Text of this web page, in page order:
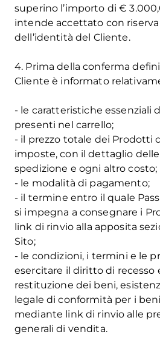
superino l’importo di €
intende accettato con
dell’identità del Cliente.
4. Prima della conferma
Cliente è informato
- le caratteristiche essenziali
presenti nel carrello;
- il prezzo totale dei Prodotti
imposte, con il dettaglio
spedizione e ogni altro costo;
- le modalità di pagamento;
- il termine entro il quale
si impegna a consegnare i
link di rinvio alla apposita
Sito;
- le condizioni, i termini e le
esercitare il diritto di recesso
restituzione dei beni,
legale di conformità per i
mediante link di rinvio alle
generali di vendita.